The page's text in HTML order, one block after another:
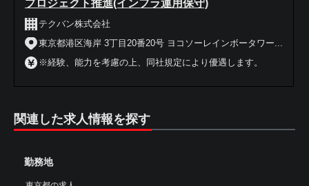
プロジェクト推進(インフラ運用保守)
テクバン株式会社
東京都港区海岸 3丁目20番20号 ヨコソーレインボータワー...
※経験、能力を考慮の上、同社規定により優遇します。
関連した求人情報を探す
勤務地